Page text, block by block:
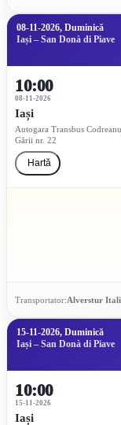
08-11-2026, Duminică
Iași – San Donà di Piave
10:00
08-11-2026
Iași
Autogara Transbus
Gării nr. 22
Hartă
Transportator:Alverstur
15-11-2026, Duminică
Iași – San Donà di Piave
10:00
15-11-2026
Iași